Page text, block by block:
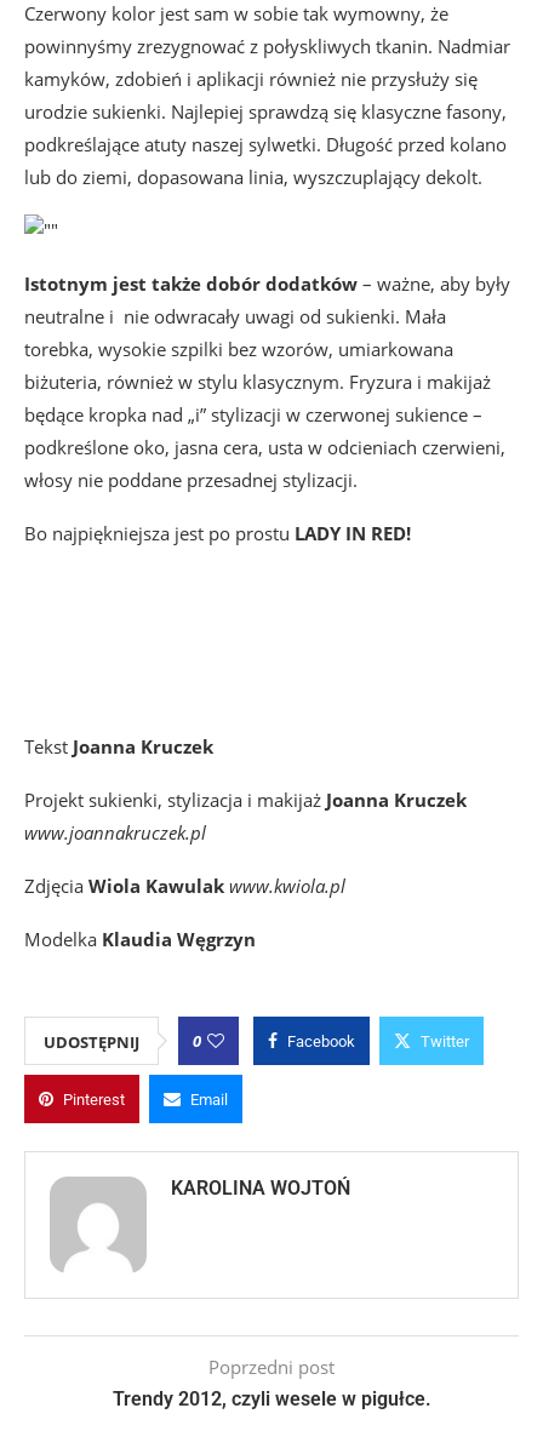
Czerwony kolor jest sam w sobie tak wymowny, że
powinnyśmy zrezygnować z połyskliwych tkanin. Nadmiar
kamyków, zdobień i aplikacji również nie przysłuży się
urodzie sukienki. Najlepiej sprawdzą się klasyczne fasony,
podkreślające atuty naszej sylwetki. Długość przed kolano
lub do ziemi, dopasowana linia, wyszczuplający dekolt.
Istotnym jest także dobór dodatków – ważne, aby były
neutralne i nie odwracały uwagi od sukienki. Mała
torebka, wysokie szpilki bez wzorów, umiarkowana
biżuteria, również w stylu klasycznym. Fryzura i makijaż
będące kropka nad „i” stylizacji w czerwonej sukience –
podkreślone oko, jasna cera, usta w odcieniach czerwieni,
włosy nie poddane przesadnej stylizacji.
Bo najpiękniejsza jest po prostu LADY IN RED!
Tekst Joanna Kruczek
Projekt sukienki, stylizacja i makijaż Joanna Kruczek
www.joannakruczek.pl
Zdjęcia Wiola Kawulak www.kwiola.pl
Modelka Klaudia Węgrzyn
UDOSTĘPNIJ 0 Facebook Twitter
Pinterest Email
KAROLINA WOJTOŃ
Poprzedni post
Trendy 2012, czyli wesele w pigułce.